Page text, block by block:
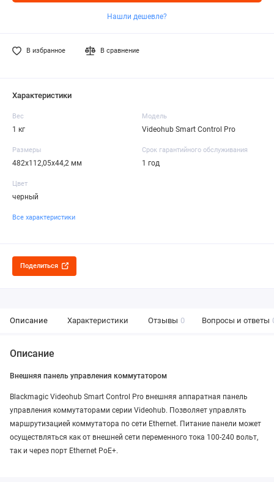
Нашли дешевле?
В избранное В сравнение
Характеристики
Вес
1 кг
Модель
Videohub Smart Control Pro
Размеры
482х112,05х44,2 мм
Срок гарантийного обслуживания
1 год
Цвет
черный
Все характеристики
Поделиться
Описание Характеристики Отзывы 0 Вопросы и ответы
Описание
Внешняя панель управления коммутатором
Blackmagic Videohub Smart Control Pro внешняя аппаратная панель
управления коммутаторами серии Videohub. Позволяет управлять
маршрутизацией коммутатора по сети Ethernet. Питание панели может
осуществляться как от внешней сети переменного тока 100-240 вольт,
так и через порт Ethernet PoE+.